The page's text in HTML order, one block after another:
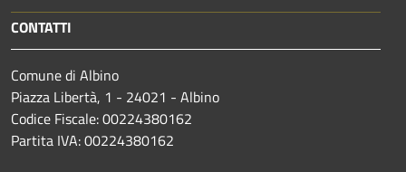
CONTATTI
Comune di Albino
Piazza Libertà, 1 - 24021 - Albino
Codice Fiscale: 00224380162
Partita IVA: 00224380162